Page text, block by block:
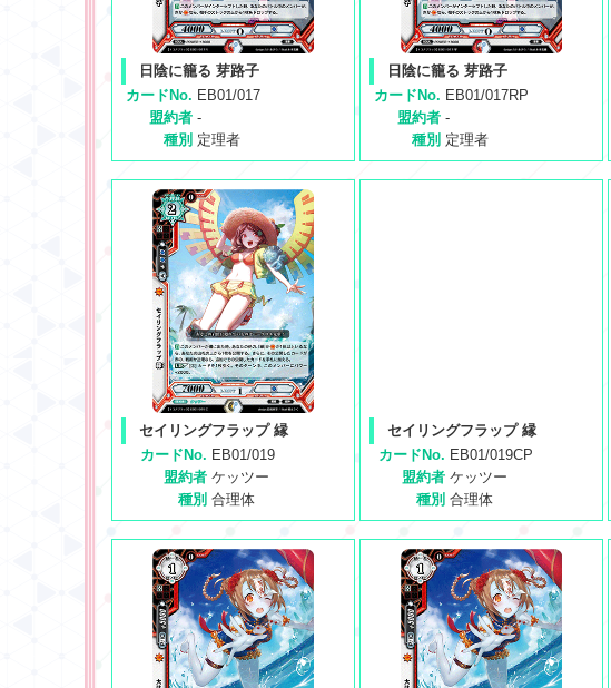
日陰に籠る 芽路子
カードNo. EB01/017
盟約者 -
種別 定理者
日陰に籠る 芽路子
カードNo. EB01/017RP
盟約者 -
種別 定理者
セイリングフラップ 縁
カードNo. EB01/019
盟約者 ケッツー
種別 合理体
セイリングフラップ 縁
カードNo. EB01/019CP
盟約者 ケッツー
種別 合理体